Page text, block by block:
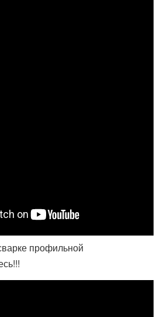
профильной